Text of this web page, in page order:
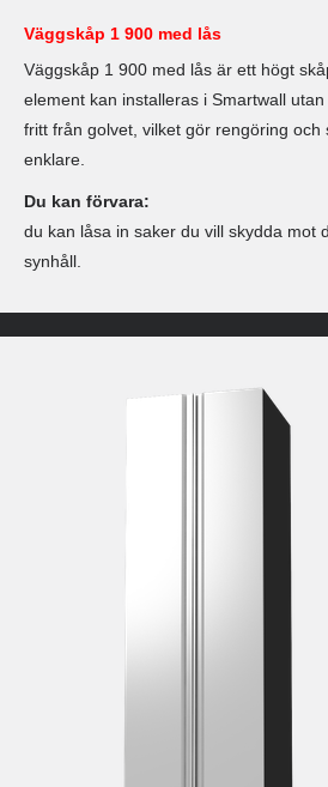
Väggskåp 1 900 med lås
Väggskåp 1 900 med lås är ett högt
element kan installeras i Smartwall
fritt från golvet, vilket gör rengöring och
enklare.
Du kan förvara:
du kan låsa in saker du vill skydda mot
synhåll.